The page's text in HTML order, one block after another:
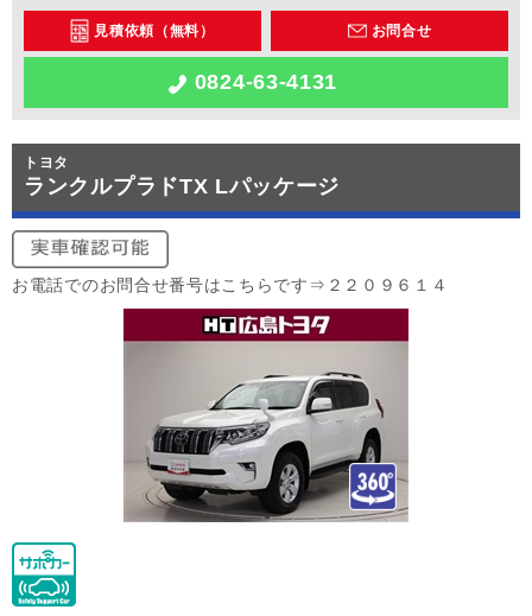
見積依頼（無料） お問合せ
0824-63-4131
トヨタ
ランクルプラドTX Lパッケージ
お電話でのお問合せ番号はこちらです⇒２２０９６１４